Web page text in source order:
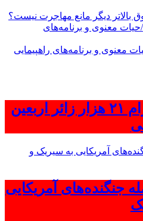
بالاتر دیگر مانع مهاجرت نیست؟
معنوی و برنامه‌های راهپیمایی
اینفوگرافیک؛ اعزام ۲۱ هزار زائر اربعین
جنگنده‌های آمریکایی